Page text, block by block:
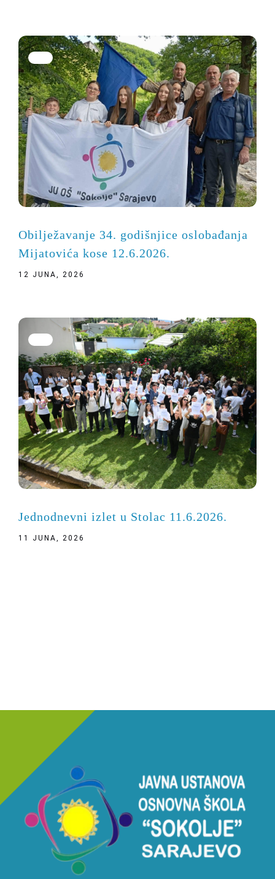
Obilježavanje 34. godišnjice oslobađanja
Mijatovića kose 12.6.2026.
12 JUNA, 2026
Jednodnevni izlet u Stolac 11.6.2026.
11 JUNA, 2026